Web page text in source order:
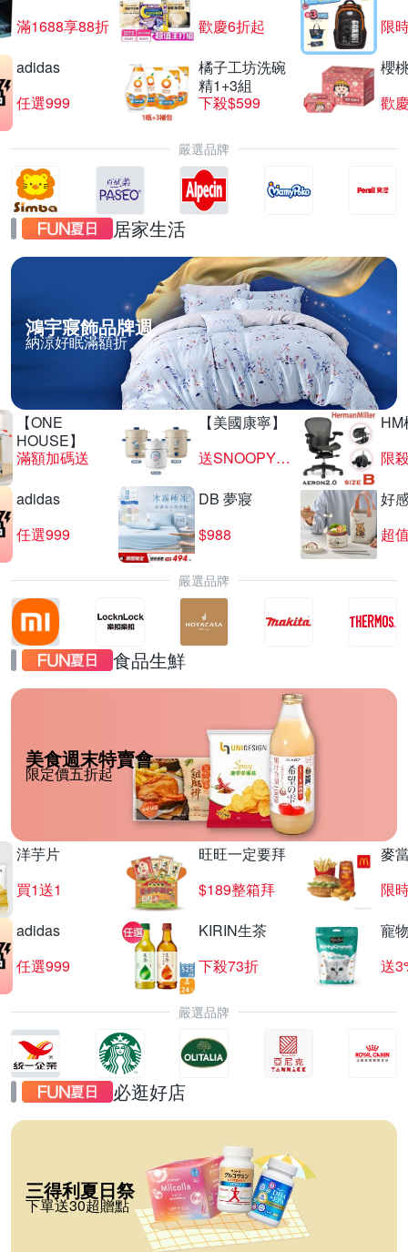
滿1688享88折
歡慶6折起
限
adidas
任選999
橘子工坊洗碗
精1+3組
下殺$599
櫻
歡
嚴選品牌
居家生活
鴻宇寢飾品牌週
納涼好眠滿額折
【ONE
HOUSE】
滿額加碼送
【美國康寧】
送SNOOPY匙筷組
HM
限
adidas
任選999
DB 夢寢
$988
好
超
嚴選品牌
食品生鮮
美食週末特賣會
限定價五折起
洋芋片
買1送1
旺旺一定要拜
$189整箱拜
麥
限
adidas
任選999
KIRIN生茶
下殺73折
寵
送
嚴選品牌
必逛好店
三得利夏日祭
下單送30超贈點